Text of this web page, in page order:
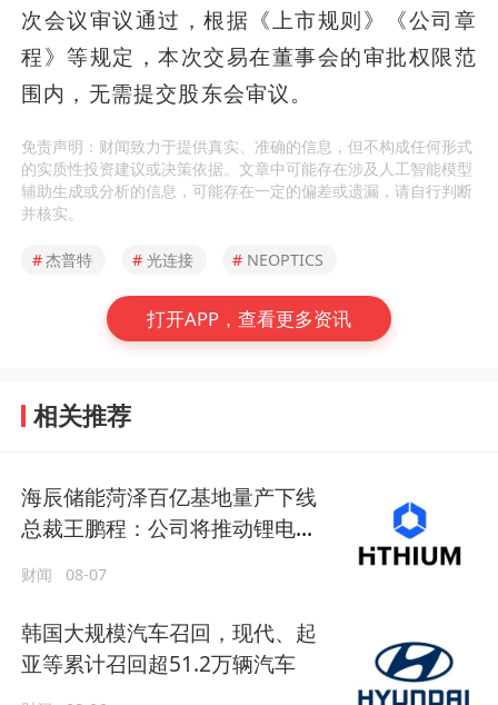
次会议审议通过，根据《上市规则》《公司章
程》等规定，本次交易在董事会的审批权限范
围内，无需提交股东会审议。
免责声明：财闻致力于提供真实、准确的信息，但不构成任何形式
的实质性投资建议或决策依据。文章中可能存在涉及人工智能模型
辅助生成或分析的信息，可能存在一定的偏差或遗漏，请自行判断
并核实。
#杰普特 # 光连接 # NEOPTICS
打开APP，查看更多资讯
相关推荐
海辰储能菏泽百亿基地量产下线
总裁王鹏程：公司将推动锂电长
财闻 08-07
韩国大规模汽车召回，现代、起
亚等累计召回超51.2万辆汽车